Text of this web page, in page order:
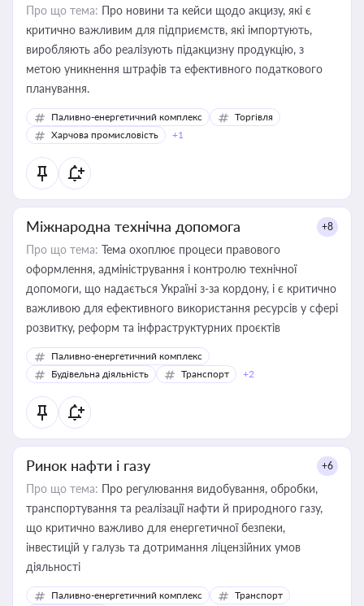
Про що тема: Про новини та кейси щодо акцизу, які є
критично важливим для підприємств, які імпортують,
виробляють або реалізують підакцизну продукцію, з
метою уникнення штрафів та ефективного податкового
планування.
Паливно-енергетичний комплекс
Торгівля
Харчова промисловість
+1
Міжнародна технічна допомога +8
Про що тема: Тема охоплює процеси правового
оформлення, адміністрування і контролю технічної
допомоги, що надається Україні з-за кордону, і є критично
важливою для ефективного використання ресурсів у сфері
розвитку, реформ та інфраструктурних проєктів
Паливно-енергетичний комплекс
Будівельна діяльність
Транспорт +2
Ринок нафти і газу +6
Про що тема: Про регулювання видобування, обробки,
транспортування та реалізації нафти й природного газу,
що критично важливо для енергетичної безпеки,
інвестицій у галузь та дотримання ліцензійних умов
діяльності
Паливно-енергетичний комплекс
Транспорт